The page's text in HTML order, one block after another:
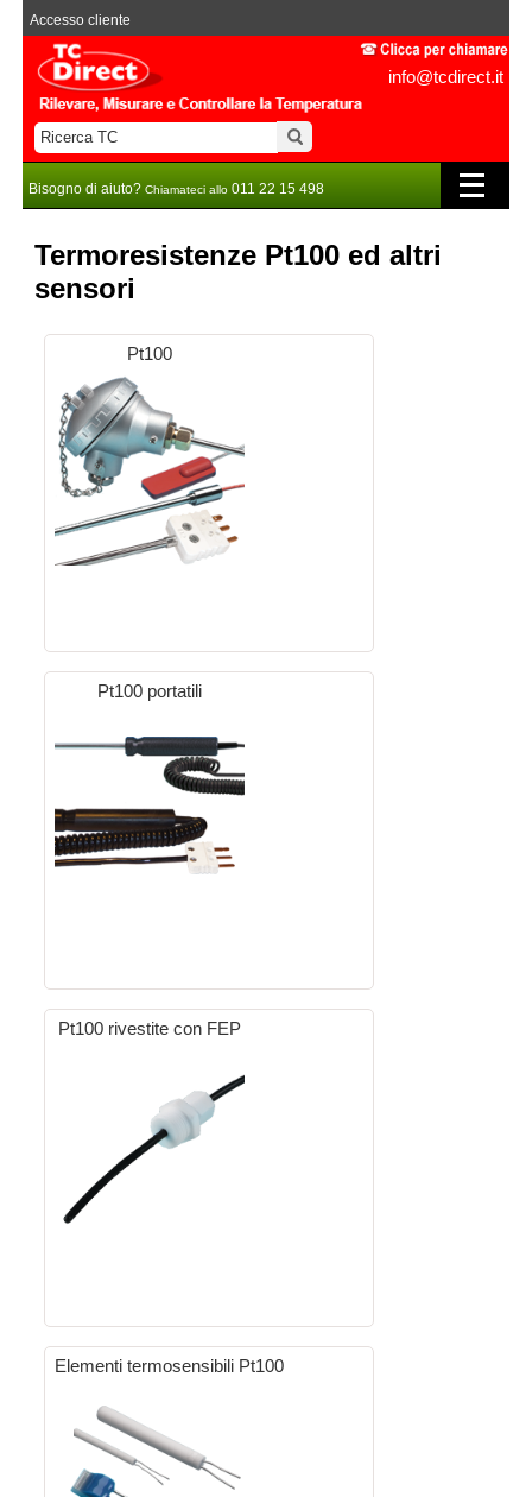
info@tcdirect.it
Accesso cliente
Bisogno di aiuto? Chiamateci allo 011 22 15 498
Termoresistenze Pt100 ed altri
sensori
Pt100
Pt100 portatili
Pt100 rivestite con FEP
Elementi termosensibili Pt100